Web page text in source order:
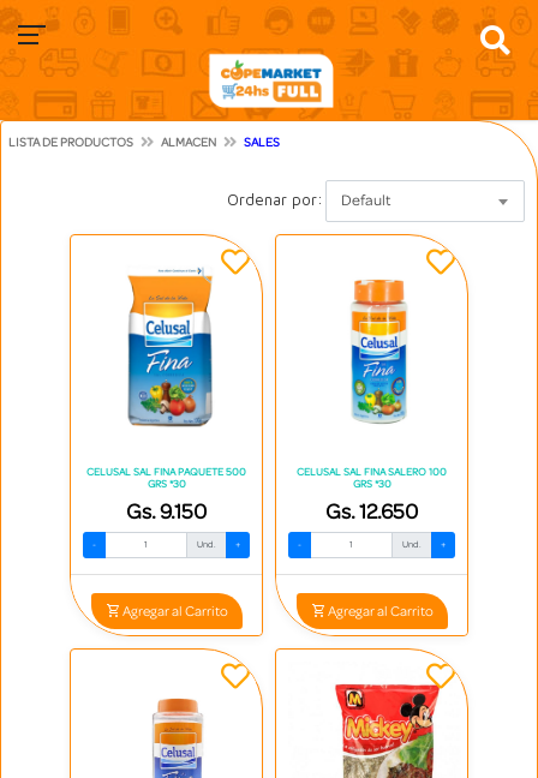
LISTA DE PRODUCTOS ALMACEN SALES
Ordenar por: Default
CELUSAL SAL FINA PAQUETE 500
GRS *30
Gs. 9.150
- Und. +
Agregar al Carrito
CELUSAL SAL FINA SALERO 100
GRS *30
Gs. 12.650
- Und. +
Agregar al Carrito